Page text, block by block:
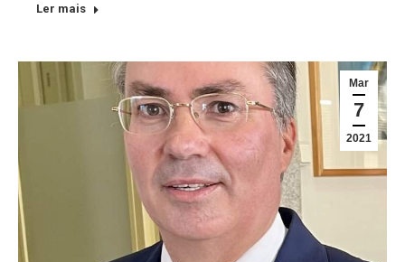
Ler mais
Mar
7
2021